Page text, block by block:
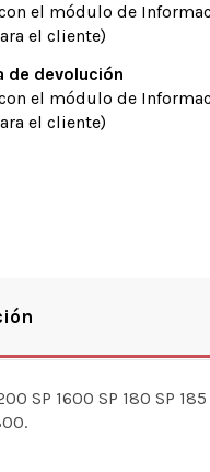
el módulo de
el cliente)
de devolución
el módulo de
el cliente)
SP 1600 SP 180 SP